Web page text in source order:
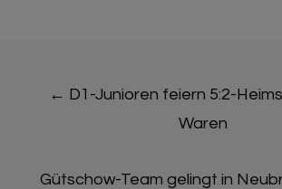
Post
← D1-Junioren feiern 5:2-
Waren
Gütschow-Team gelingt in